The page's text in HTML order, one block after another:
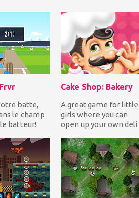
batte,
le champ
batteur!
Cake Shop: Bakery
A great game for little
girls where you can
open up your own deli
the same t...